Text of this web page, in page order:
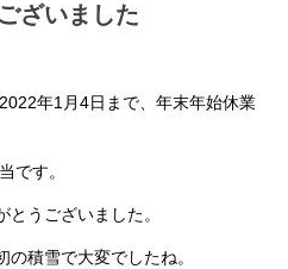
ざいました
2022年1月4日まで、年末年始休業
です。
うございました。
積雪で大変でしたね。